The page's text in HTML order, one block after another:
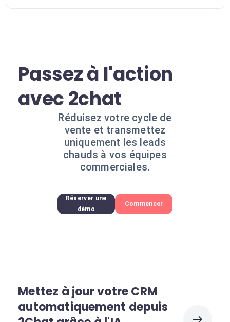
Passez à l'action
avec 2chat
Réduisez votre cycle de
vente et transmettez
uniquement les leads
chauds à vos équipes
commerciales.
Réserver une
démo
Commencer
Mettez à jour votre CRM
automatiquement depuis